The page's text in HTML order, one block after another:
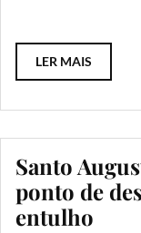
LER MAIS
Santo
ponto de
entulho